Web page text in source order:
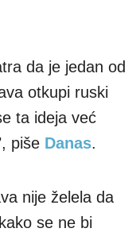
da je jedan od
otkupi ruski
ta ideja već
piše Danas.
nije želela da
se ne bi